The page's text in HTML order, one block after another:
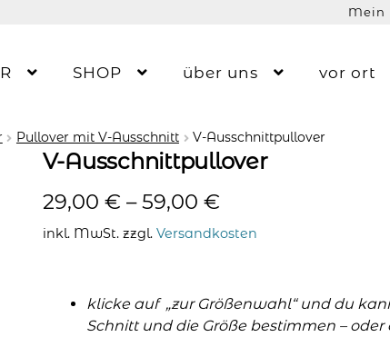
Mein
SHOP über uns vor ort
Pullover mit V-Ausschnitt V-Ausschnittpullover
V-Ausschnittpullover
29,00 € –59,00 €
inkl. MwSt. zzgl. Versandkosten
klicke auf „zur Größenwahl“ und du
Schnitt und die Größe bestimmen –